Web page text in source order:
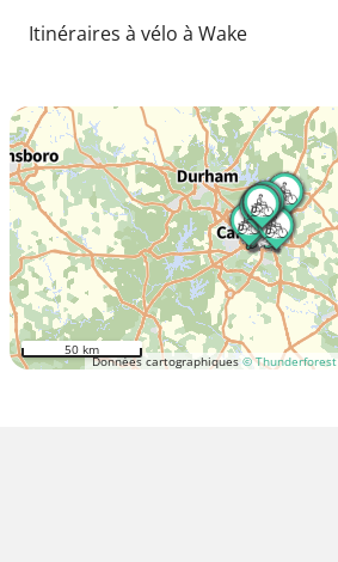
Itinéraires à vélo à Wake
Données cartographiques© Thunderforest
50 km